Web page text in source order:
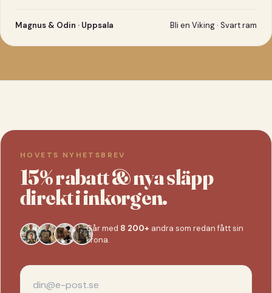
Magnus & Odin · Uppsala Bli en Viking · Svart ram
HOVETS NYHETSBREV
15% rabatt & nya släpp
direkt i inkorgen.
Går med 8 200+ andra som redan fått sin
krona.